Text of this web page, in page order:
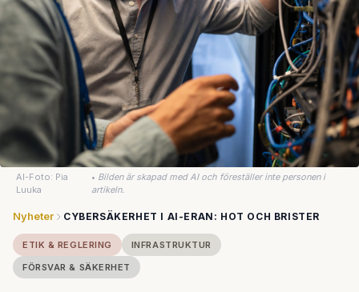
AI-Foto: Pia
Luuka
• Bilden är skapad med AI och föreställer inte personen i
artikeln.
Nyheter CYBERSÄKERHET I AI-ERAN: HOT OCH BRISTER
ETIK & REGLERING
INFRASTRUKTUR
FÖRSVAR & SÄKERHET